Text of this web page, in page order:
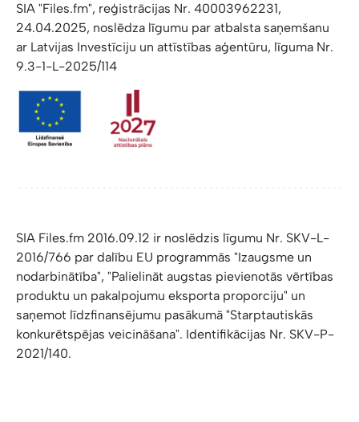
SIA "Files.fm", reģistrācijas Nr. 40003962231,
24.04.2025, noslēdza līgumu par atbalsta saņemšanu
ar Latvijas Investīciju un attīstības aģentūru, līguma Nr.
9.3-1-L-2025/114
SIA Files.fm 2016.09.12 ir noslēdzis līgumu Nr. SKV-L-
2016/766 par dalību EU programmās "Izaugsme un
nodarbinātība", "Palielināt augstas pievienotās vērtības
produktu un pakalpojumu eksporta proporciju" un
saņemot līdzfinansējumu pasākumā "Starptautiskās
konkurētspējas veicināšana". Identifikācijas Nr. SKV-P-
2021/140.